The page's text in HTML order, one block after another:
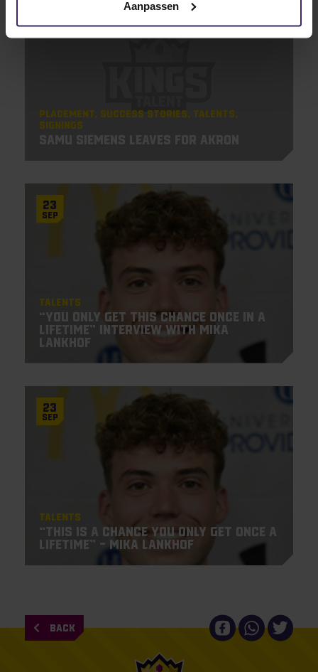
Aanpassen
Placement Success Stories
Talents
Signings
23
Sep
Talents
“You only get this chance once in a
lifetime” Interview with Mika
Lankhof
23
Sep
Talents
“This is a chance you only get once a
lifetime” – Mika Lankhof
BACK